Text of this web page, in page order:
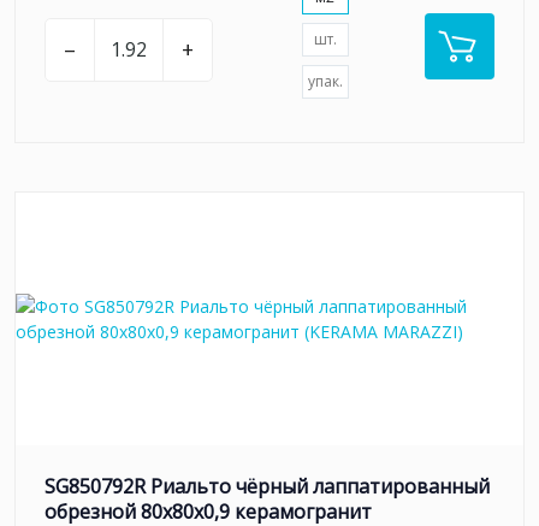
– + шт.
упак.
SG850792R Риальто чёрный лаппатированный
обрезной 80x80x0,9 керамогранит